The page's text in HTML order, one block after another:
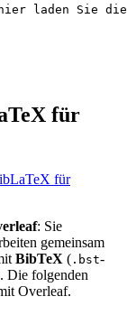
hier laden Sie
für
für
: Sie
gemeinsam
BibTeX ( .bst-
Die folgenden
Overleaf.